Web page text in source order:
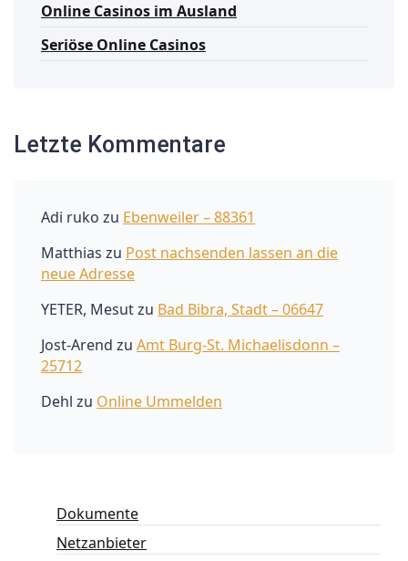
Online Casinos im Ausland
Seriöse Online Casinos
Letzte Kommentare
Adi ruko zu Ebenweiler – 88361
Matthias zu Post nachsenden lassen an die
neue Adresse
YETER, Mesutzu Bad Bibra, Stadt – 06647
Jost-Arend zu Amt Burg-St. Michaelisdonn –
25712
Dehl zu Online Ummelden
Dokumente
Netzanbieter